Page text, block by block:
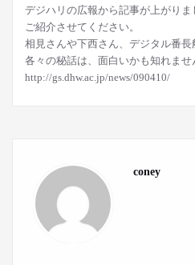
デジハリの広報から記事が上がりま
ご紹介させてください。
相見さんや下西さん、デジタル番長
各々の秘話は、面白いかも知れませ
http://gs.dhw.ac.jp/news/090410/
coney